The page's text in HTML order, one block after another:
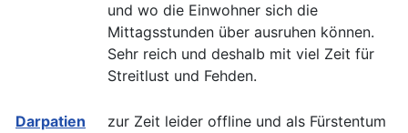
und wo die Einwohner sich die
Mittagsstunden über ausruhen können.
Sehr reich und deshalb mit viel Zeit für
Streitlust und Fehden.
Darpatien
zur Zeit leider offline und als Fürstentum